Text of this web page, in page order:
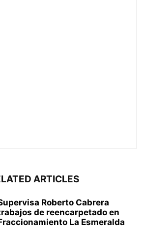
ARTICLES
Roberto Cabrera
de reencarpetado en
La Esmeralda